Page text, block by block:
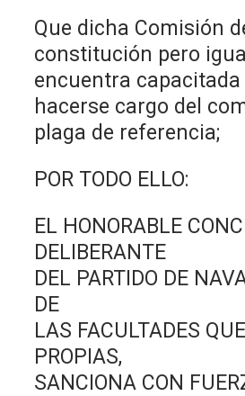
Que dicha Comisión
constitución pero
encuentra capacitada
hacerse cargo del
plaga de referencia;
POR TODO ELLO:
EL HONORABLE
DELIBERANTE
DEL PARTIDO DE
DE
LAS FACULTADES
PROPIAS,
SANCIONA CON